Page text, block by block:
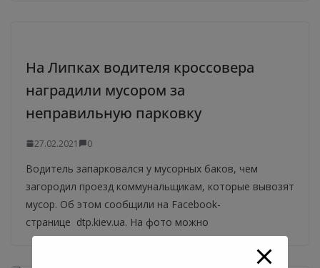
На Липках водителя кроссовера
наградили мусором за
неправильную парковку
27.02.2021 0
Водитель запарковался у мусорных баков, чем
загородил проезд коммунальщикам, которые вывозят
мусор. Об этом сообщили на Facebook-
странице dtp.kiev.ua. На фото можно